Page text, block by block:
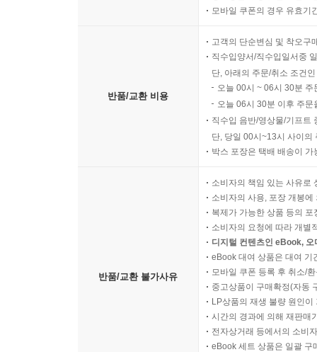
모바일 쿠폰의 경우 유효기
반품/교환 비용
고객의 단순변심 및 착오구
직수입양서/직수입일서중
단, 아래의 주문/취소 조건
오늘 00시 ~ 06시 30분
오늘 06시 30분 이후 주
직수입 음반/영상물/기프트
단, 당일 00시~13시 사이의
박스 포장은 택배 배송이
반품/교환 불가사유
소비자의 책임 있는 사유로
소비자의 사용, 포장 개봉
복제가 가능한 상품 등의
소비자의 요청에 따라 개별
디지털 컨텐츠인 eBook,
eBook 대여 상품은 대여 기
모바일 쿠폰 등록 후 취소/
중고상품이 구매확정(자동
LP상품의 재생 불량 원인
시간의 경과에 의해 재판매
전자상거래 등에서의 소비
eBook 세트 상품은 일괄 구